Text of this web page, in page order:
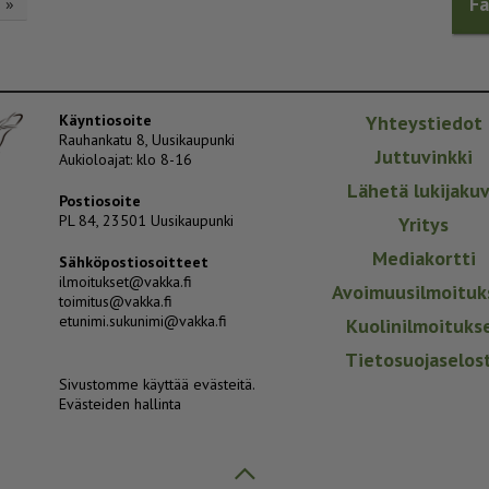
Käyntiosoite
Rauhankatu 8, Uusikaupunki
Aukioloajat: klo 8-16
Postiosoite
PL 84, 23501 Uusikaupunki
Sähköpostiosoitteet
ilmoitukset@vakka.fi
toimitus@vakka.fi
etunimi.sukunimi@vakka.fi
Sivustomme käyttää evästeitä.
Evästeiden hallinta
Yhteystiedot
Juttuvinkki
Lähetä
Yritys
Mediakortti